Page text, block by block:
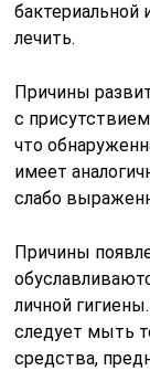
бактериальной
лечить.
Причины
с
что
имеет
слабо
Причины
личной
следует мыть
средства,